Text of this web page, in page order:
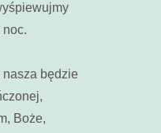
noc.
nasza będzie
Boże,